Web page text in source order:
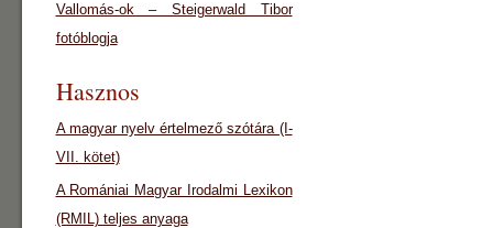
Vallomás-ok – Steigerwald Tibor
fotóblogja
Hasznos
A magyar nyelv értelmező szótára (I-
VII. kötet)
A Romániai Magyar Irodalmi Lexikon
(RMIL) teljes anyaga